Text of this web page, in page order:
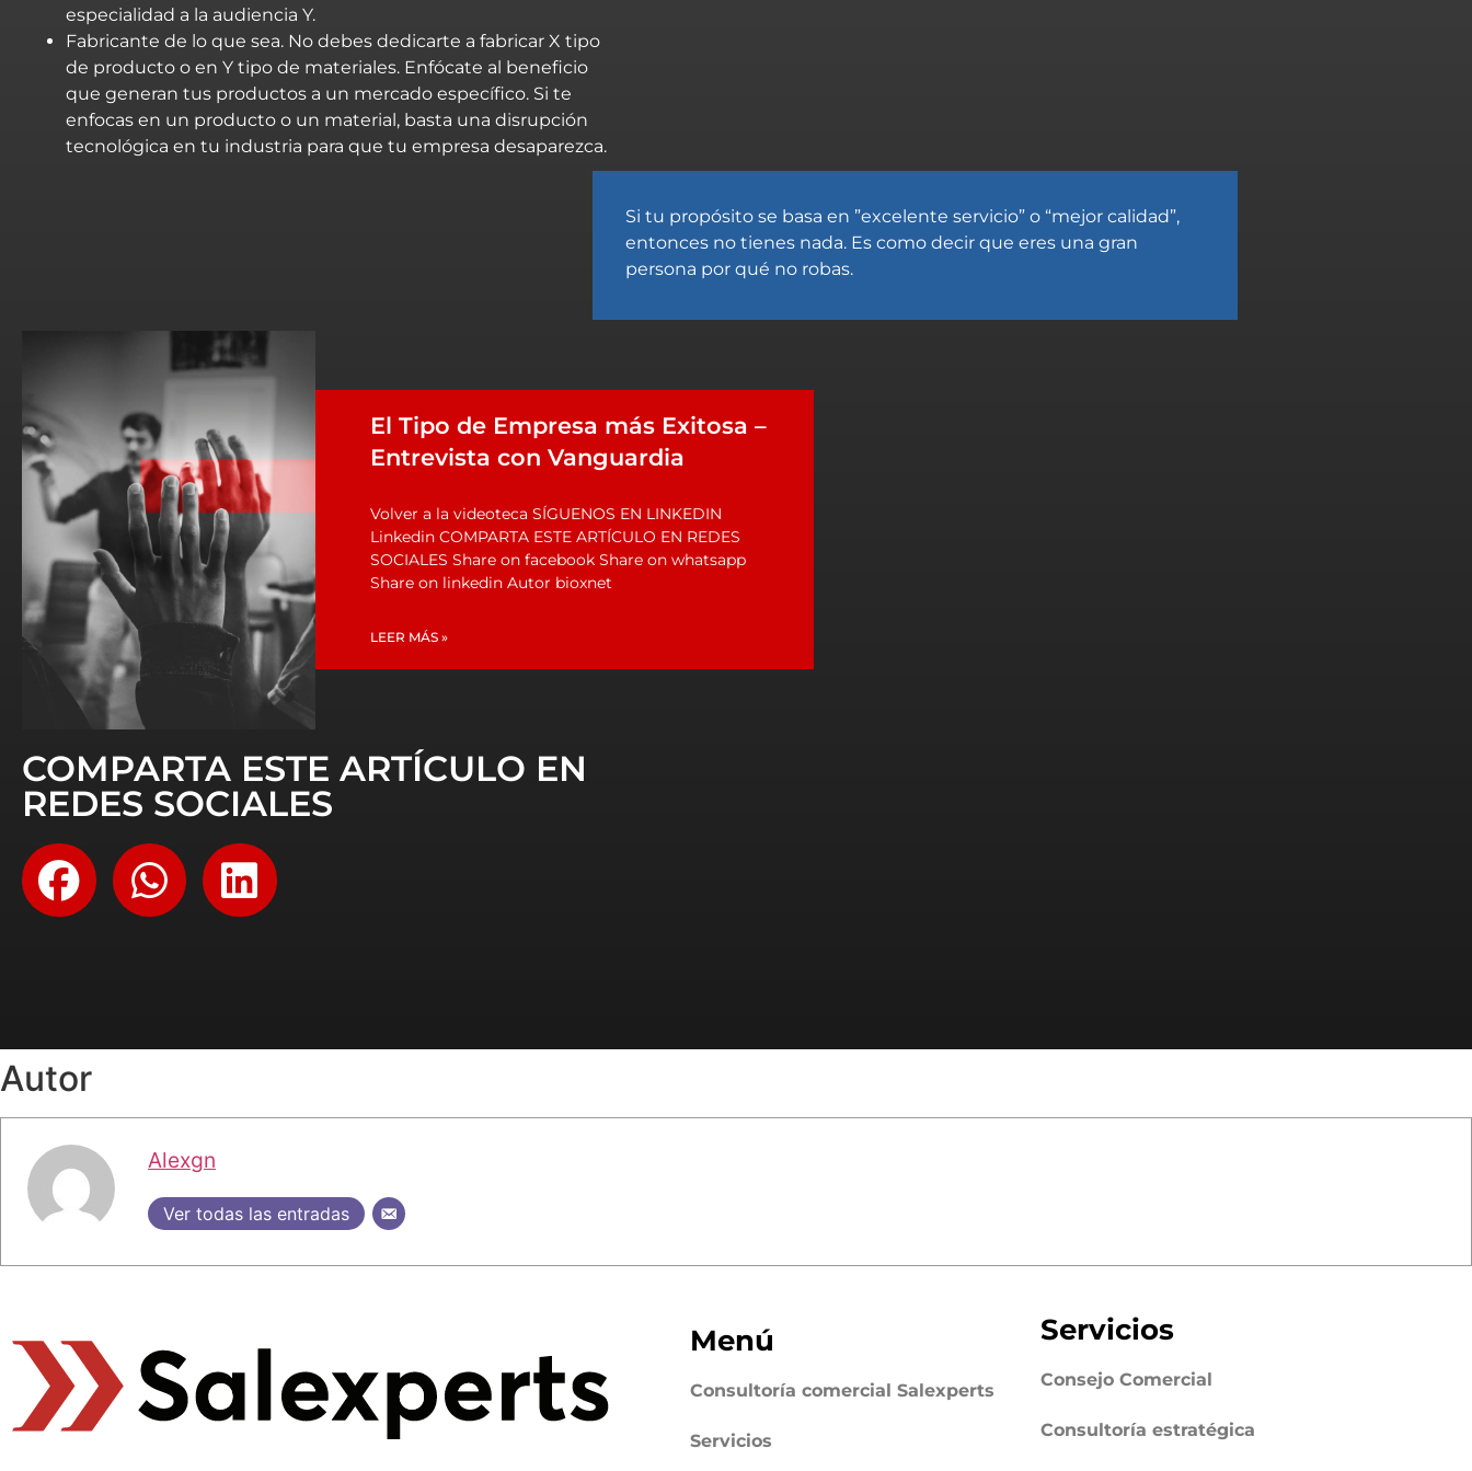
especialidad a la audiencia Y.
Fabricante de lo que sea. No debes dedicarte a fabricar X tipo
de producto o en Y tipo de materiales. Enfócate al beneficio
que generan tus productos a un mercado específico. Si te
enfocas en un producto o un material, basta una disrupción
tecnológica en tu industria para que tu empresa desaparezca.
Si tu propósito se basa en ”excelente servicio” o “mejor calidad”,
entonces no tienes nada. Es como decir que eres una gran
persona por qué no robas.
El Tipo de Empresa más Exitosa –
Entrevista con Vanguardia
Volver a la videoteca SÍGUENOS EN LINKEDIN
Linkedin COMPARTA ESTE ARTÍCULO EN REDES
SOCIALES Share on facebook Share on whatsapp
Share on linkedin Autor bioxnet
LEER MÁS »
COMPARTA ESTE ARTÍCULO EN
REDES SOCIALES
Autor
Alexgn
Ver todas las entradas
Menú
Consultoría comercial Salexperts
Servicios
Servicios
Consejo Comercial
Consultoría estratégica